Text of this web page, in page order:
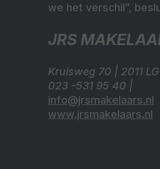
we het verschil”,
JRS
Kruisweg 70 | 2011
023 -531 95 40 |
info@jrsmakelaars.nl
www.jrsmakelaars.nl